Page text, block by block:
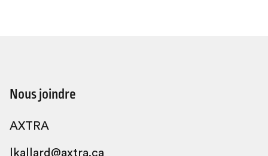
Nous joindre
AXTRA
lkallard@axtra.ca